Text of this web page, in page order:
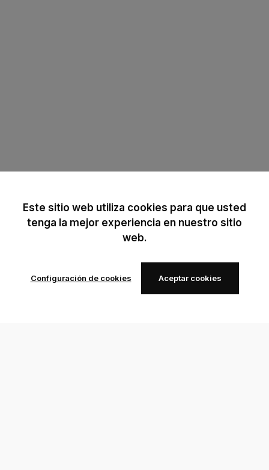
Este sitio web utiliza cookies para que usted
tenga la mejor experiencia en nuestro sitio
web.
Configuración de cookies Aceptar cookies